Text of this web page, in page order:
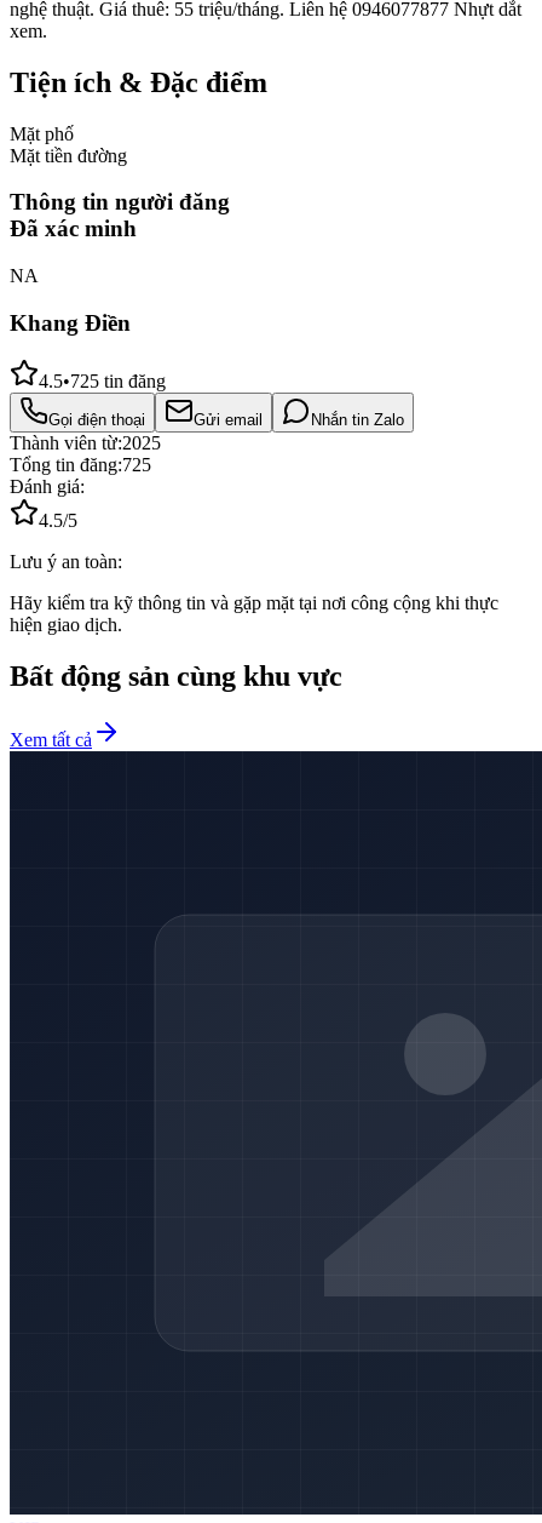
nghệ thuật. Giá thuê: 55 triệu/tháng. Liên hệ 0946077877 Nhựt dắt
xem.
Tiện ích & Đặc điểm
Mặt phố
Mặt tiền đường
Thông tin người đăng
Đã xác minh
NA
Khang Điền
4.5•725 tin đăng
Gọi điện thoại Gửi email Nhắn tin Zalo
Thành viên từ:2025
Tổng tin đăng:725
Đánh giá:
4.5/5
Lưu ý an toàn:
Hãy kiểm tra kỹ thông tin và gặp mặt tại nơi công cộng khi thực
hiện giao dịch.
Bất động sản cùng khu vực
Xem tất cả